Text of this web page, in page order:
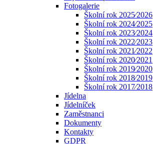
Fotogalerie
Školní rok 2025⁄2026
Školní rok 2024⁄2025
Školní rok 2023⁄2024
Školní rok 2022⁄2023
Školní rok 2021⁄2022
Školní rok 2020⁄2021
Školní rok 2019⁄2020
Školní rok 2018⁄2019
Školní rok 2017⁄2018
Jídelna
Jídelníček
Zaměstnanci
Dokumenty
Kontakty
GDPR